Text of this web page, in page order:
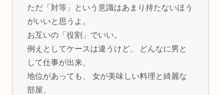
ただ「対等」という意識はあまり持たないほう
がいいと思うよ。
お互いの「役割」でいい。
例えとしてケースは違うけど、 どんなに男と
して仕事が出来、
地位があっても、 女が美味しい料理と綺麗な
部屋、